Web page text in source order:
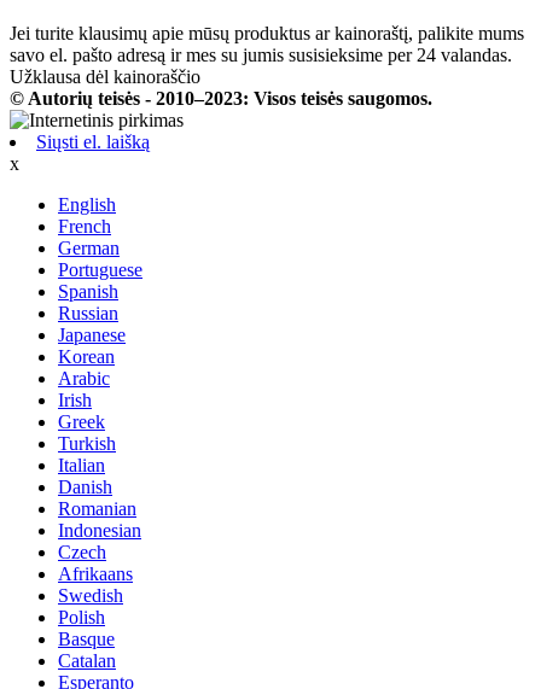
Jei turite klausimų apie mūsų produktus ar kainoraštį, palikite mums
savo el. pašto adresą ir mes su jumis susisieksime per 24 valandas.
Užklausa dėl kainoraščio
© Autorių teisės - 2010–2023: Visos teisės saugomos.
Siųsti el. laišką
x
English
French
German
Portuguese
Spanish
Russian
Japanese
Korean
Arabic
Irish
Greek
Turkish
Italian
Danish
Romanian
Indonesian
Czech
Afrikaans
Swedish
Polish
Basque
Catalan
Esperanto